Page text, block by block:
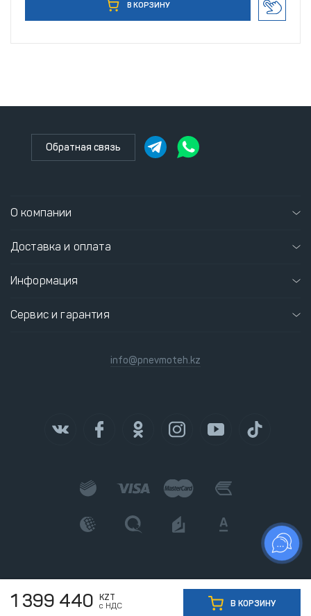
В КОРЗИНУ
1 399 440
KZT
с НДС
В КОРЗИНУ
Обратная связь
О компании
Доставка и оплата
Информация
Сервис и гарантия
info@pnevmoteh.kz